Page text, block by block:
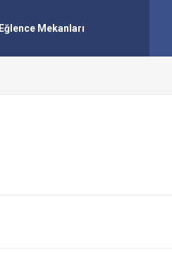
Eğlence Mekanları